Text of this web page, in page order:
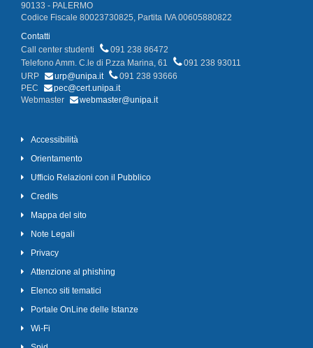
90133 - PALERMO
Codice Fiscale 80023730825, Partita IVA 00605880822
Contatti
Call center studenti
091 238 86472
Telefono Amm. C.le di P.zza Marina, 61
091 238 93011
URP
urp@unipa.it
091 238 93666
PEC
pec@cert.unipa.it
Webmaster
webmaster@unipa.it
Accessibilità
Orientamento
Ufficio Relazioni con il Pubblico
Credits
Mappa del sito
Note Legali
Privacy
Attenzione al phishing
Elenco siti tematici
Portale OnLine delle Istanze
Wi-Fi